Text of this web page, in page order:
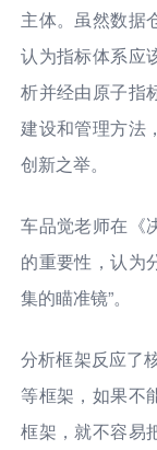
主体。虽然数据
认为指标体系应
析并经由原子指
建设和管理方法
创新之举。
车品觉老师在《
的重要性，认为
集的瞄准镜”。
分析框架反应了
等框架，如果不
框架，就不容易